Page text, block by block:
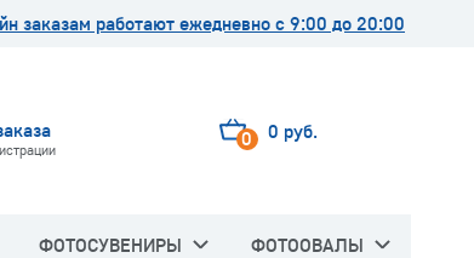
заказам работают ежедневно с 9:00 до 20:00
0 0 руб.
ФОТОСУВЕНИРЫ ФОТООВАЛЫ